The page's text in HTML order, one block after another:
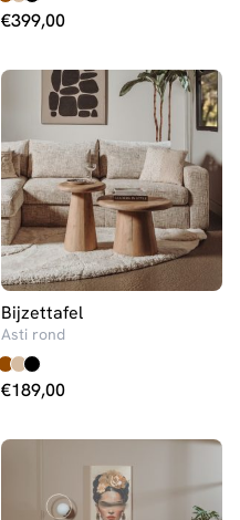
€399,00
Bijzettafel
Asti rond
€189,00